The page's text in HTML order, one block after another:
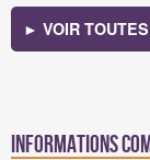
► VOIR
Informations